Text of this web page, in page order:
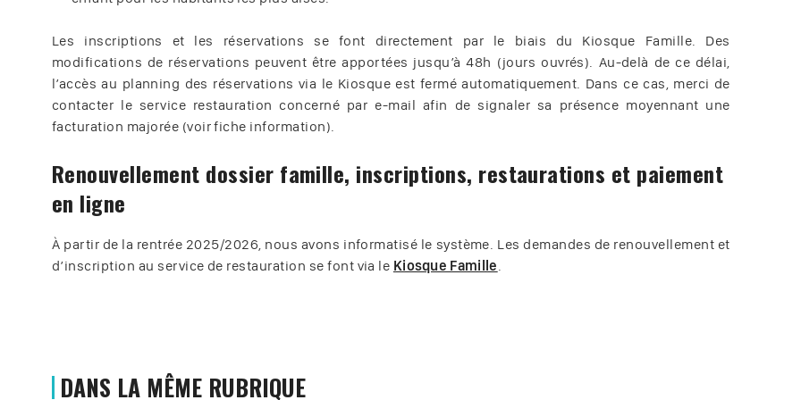
Les inscriptions et les réservations se font directement par le biais du Kiosque Famille. Des
modifications de réservations peuvent être apportées jusqu’à 48h (jours ouvrés). Au-delà de ce délai,
l’accès au planning des réservations via le Kiosque est fermé automatiquement. Dans ce cas, merci de
contacter le service restauration concerné par e-mail afin de signaler sa présence moyennant une
facturation majorée (voir fiche information).
Renouvellement dossier famille, inscriptions, restaurations et paiement
en ligne
À partir de la rentrée 2025/2026, nous avons informatisé le système. Les demandes de renouvellement et
d’inscription au service de restauration se font via le Kiosque Famille.
DANS LA MÊME RUBRIQUE